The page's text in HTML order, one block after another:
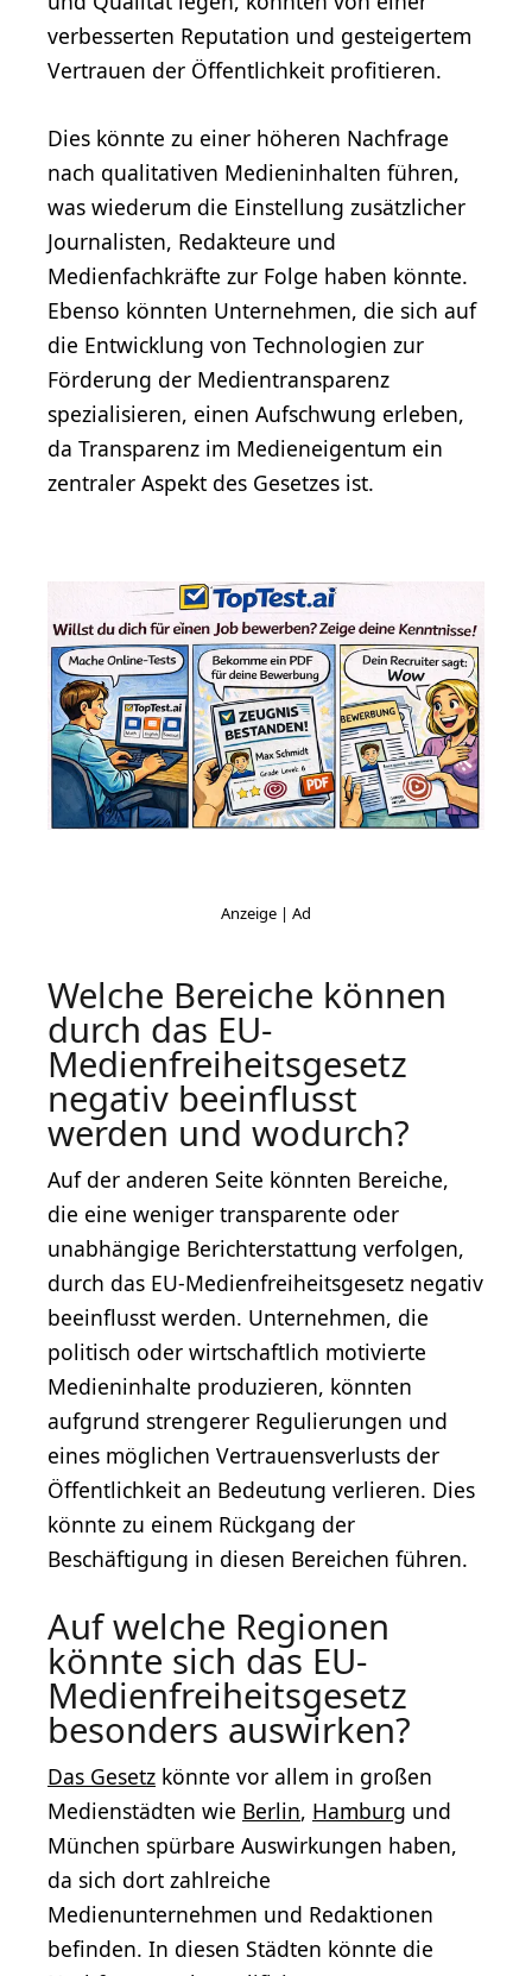
verbesserten Reputation und gesteigertem
Vertrauen der Öffentlichkeit profitieren.
Dies könnte zu einer höheren Nachfrage
nach qualitativen Medieninhalten führen,
was wiederum die Einstellung zusätzlicher
Journalisten, Redakteure und
Medienfachkräfte zur Folge haben könnte.
Ebenso könnten Unternehmen, die sich auf
die Entwicklung von Technologien zur
Förderung der Medientransparenz
spezialisieren, einen Aufschwung erleben,
da Transparenz im Medieneigentum ein
zentraler Aspekt des Gesetzes ist.
Welche Bereiche können
durch das EU-
Medienfreiheitsgesetz
negativ beeinflusst
werden und wodurch?
Auf der anderen Seite könnten Bereiche,
die eine weniger transparente oder
unabhängige Berichterstattung verfolgen,
durch das EU-Medienfreiheitsgesetz negativ
beeinflusst werden. Unternehmen, die
politisch oder wirtschaftlich motivierte
Medieninhalte produzieren, könnten
aufgrund strengerer Regulierungen und
eines möglichen Vertrauensverlusts der
Öffentlichkeit an Bedeutung verlieren. Dies
könnte zu einem Rückgang der
Beschäftigung in diesen Bereichen führen.
Auf welche Regionen
könnte sich das EU-
Medienfreiheitsgesetz
besonders auswirken?
Das Gesetz könnte vor allem in großen
Medienstädten wie Berlin, Hamburg und
München spürbare Auswirkungen haben,
da sich dort zahlreiche
Medienunternehmen und Redaktionen
befinden. In diesen Städten könnte die